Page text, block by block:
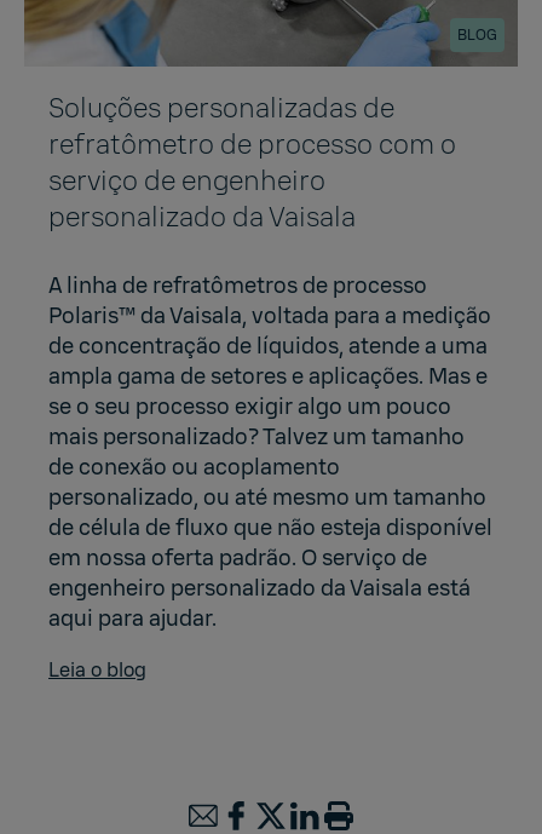
BLOG
Soluções personalizadas de
refratômetro de processo com o
serviço de engenheiro
personalizado da Vaisala
A linha de refratômetros de processo
Polaris™ da Vaisala, voltada para a medição
de concentração de líquidos, atende a uma
ampla gama de setores e aplicações. Mas e
se o seu processo exigir algo um pouco
mais personalizado? Talvez um tamanho
de conexão ou acoplamento
personalizado, ou até mesmo um tamanho
de célula de fluxo que não esteja disponível
em nossa oferta padrão. O serviço de
engenheiro personalizado da Vaisala está
aqui para ajudar.
Leia o blog